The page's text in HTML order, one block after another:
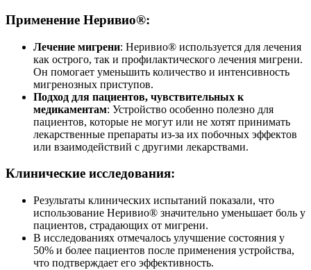
Применение Неривио®:
Лечение мигрени: Неривио® используется для лечения
как острого, так и профилактического лечения мигрени.
Он помогает уменьшить количество и интенсивность
мигренозных приступов.
Подход для пациентов, чувствительных к
медикаментам: Устройство особенно полезно для
пациентов, которые не могут или не хотят принимать
лекарственные препараты из-за их побочных эффектов
или взаимодействий с другими лекарствами.
Клинические исследования:
Результаты клинических испытаний показали, что
использование Неривио® значительно уменьшает боль у
пациентов, страдающих от мигрени.
В исследованиях отмечалось улучшение состояния у
50% и более пациентов после применения устройства,
что подтверждает его эффективность.